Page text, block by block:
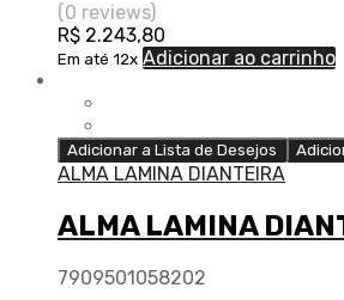
(0 reviews)
R$ 2.243,80
Em até 12x Adicionar ao carrinho
Adicionar a Lista de Desejos
ALMA LAMINA DIANTEIRA
ALMA LAMINA
7909501058202